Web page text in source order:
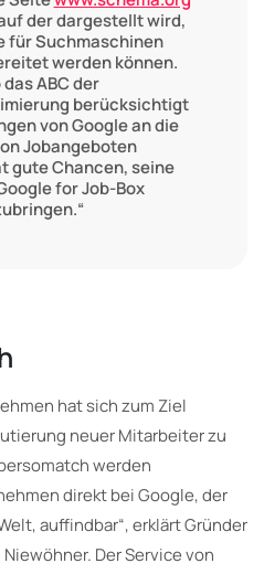
der dargestellt wird,
für Suchmaschinen
werden können.
ABC der
berücksichtigt
von Google an die
Jobangeboten
gute Chancen, seine
for Job-Box
hat sich zum Ziel
neuer Mitarbeiter zu
werden
direkt bei Google, der
auffindbar“, erklärt Gründer
Der Service von